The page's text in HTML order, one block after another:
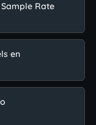
Rate
en